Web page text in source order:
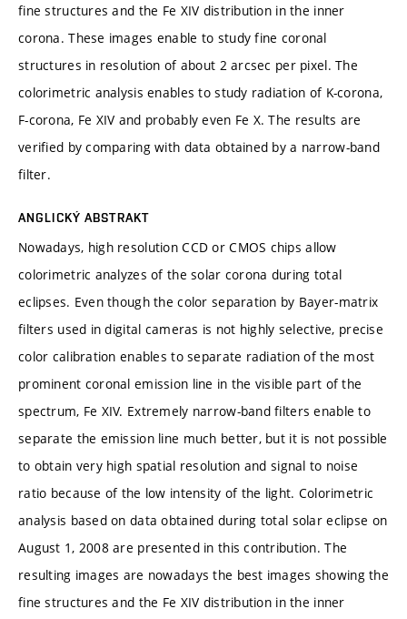
fine structures and the Fe XIV distribution in the inner
corona. These images enable to study fine coronal
structures in resolution of about 2 arcsec per pixel. The
colorimetric analysis enables to study radiation of K-corona,
F-corona, Fe XIV and probably even Fe X. The results are
verified by comparing with data obtained by a narrow-band
filter.
ANGLICKÝ ABSTRAKT
Nowadays, high resolution CCD or CMOS chips allow
colorimetric analyzes of the solar corona during total
eclipses. Even though the color separation by Bayer-matrix
filters used in digital cameras is not highly selective, precise
color calibration enables to separate radiation of the most
prominent coronal emission line in the visible part of the
spectrum, Fe XIV. Extremely narrow-band filters enable to
separate the emission line much better, but it is not possible
to obtain very high spatial resolution and signal to noise
ratio because of the low intensity of the light. Colorimetric
analysis based on data obtained during total solar eclipse on
August 1, 2008 are presented in this contribution. The
resulting images are nowadays the best images showing the
fine structures and the Fe XIV distribution in the inner